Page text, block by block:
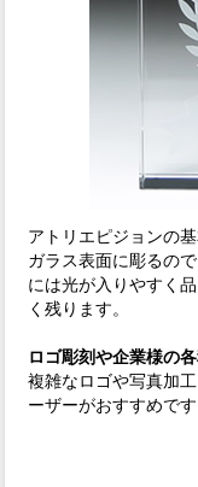
アトリエピジョンの
ガラス表面に彫るの
には光が入りやすく
く残ります。
ロゴ彫刻や企業様の
複雑なロゴや写真加
ーザーがおすすめです